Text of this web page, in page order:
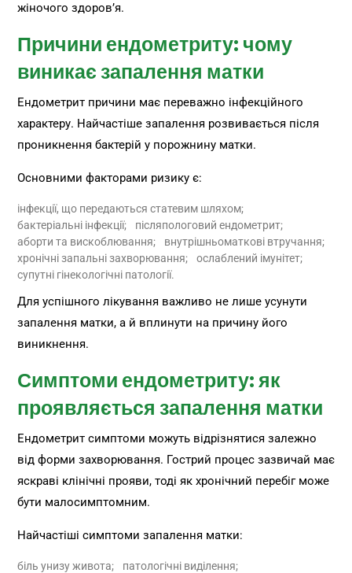
жіночого здоров’я.
Причини ендометриту: чому
виникає запалення матки
Ендометрит причини має переважно інфекційного
характеру. Найчастіше запалення розвивається після
проникнення бактерій у порожнину матки.
Основними факторами ризику є:
інфекції, що передаються статевим шляхом;
бактеріальні інфекції;
післяпологовий ендометрит;
аборти та вискоблювання;
внутрішньоматкові втручання;
хронічні запальні захворювання;
ослаблений імунітет;
супутні гінекологічні патології.
Для успішного лікування важливо не лише усунути
запалення матки, а й вплинути на причину його
виникнення.
Симптоми ендометриту: як
проявляється запалення матки
Ендометрит симптоми можуть відрізнятися залежно
від форми захворювання. Гострий процес зазвичай має
яскраві клінічні прояви, тоді як хронічний перебіг може
бути малосимптомним.
Найчастіші симптоми запалення матки:
біль унизу живота;
патологічні виділення;